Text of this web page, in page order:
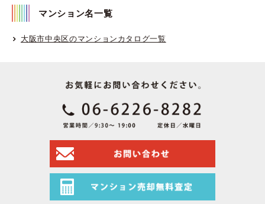
マンション名一覧
大阪市中央区のマンションカタログ一覧